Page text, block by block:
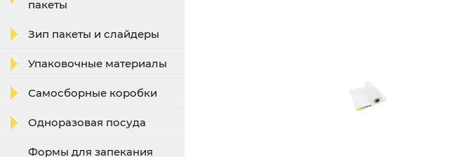
пакеты
Зип пакеты и слайдеры
Упаковочные материалы
Самосборные коробки
Одноразовая посуда
Формы для запекания